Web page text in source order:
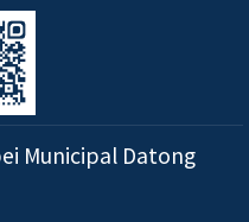
Municipal Datong